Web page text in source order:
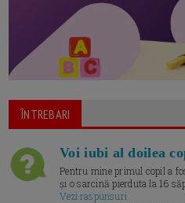
ÎNTREBARI
Voi iubi al doilea
Pentru mine primul copil a
și o sarcină pierduta la 16
Vezi raspunsuri